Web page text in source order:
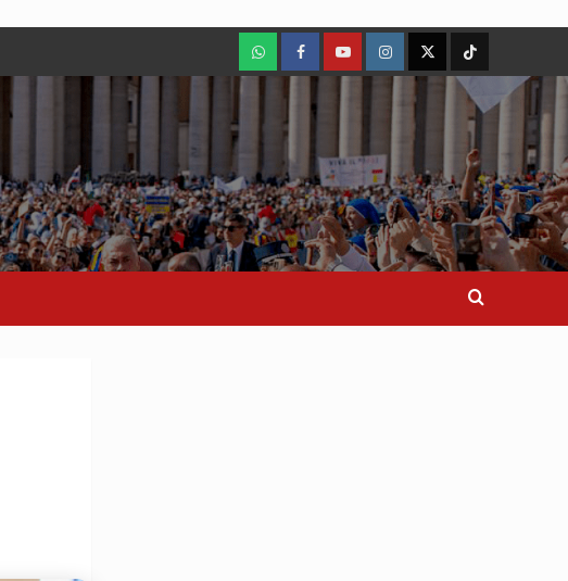
WhatsAppFacebookYoutubeInstagram
X TikTok